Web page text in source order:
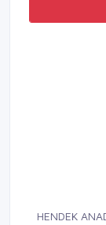
HENDEK